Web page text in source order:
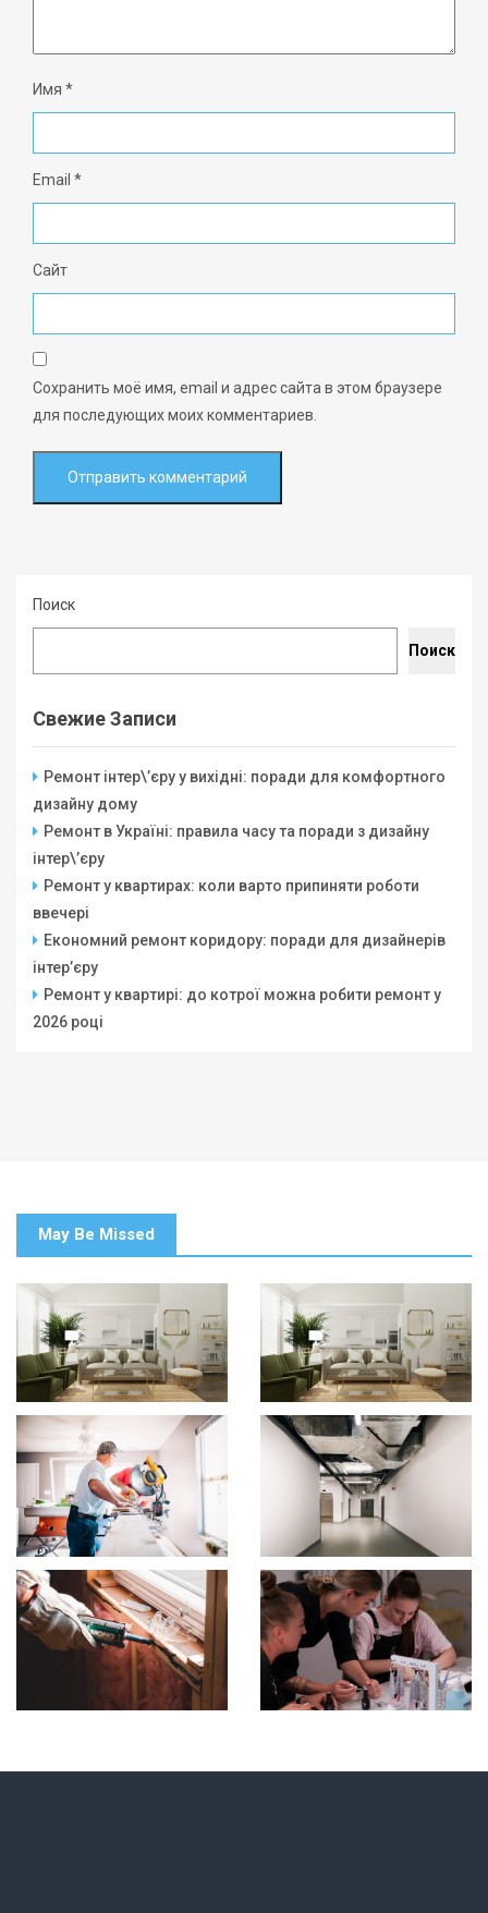
Имя *
Email *
Сайт
Сохранить моё имя, email и адрес сайта в этом браузере
для последующих моих комментариев.
Поиск
Поиск
Свежие Записи
Ремонт інтер\’єру у вихідні: поради для комфортного
дизайну дому
Ремонт в Україні: правила часу та поради з дизайну
інтер\’єру
Ремонт у квартирах: коли варто припиняти роботи
ввечері
Економний ремонт коридору: поради для дизайнерів
інтер’єру
Ремонт у квартирі: до котрої можна робити ремонт у
2026 році
May Be Missed